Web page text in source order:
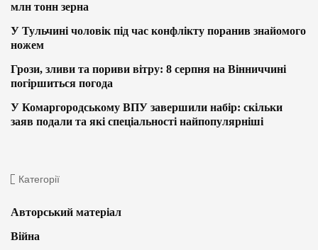
млн тонн зерна
У Тульчині чоловік під час конфлікту поранив знайомого
ножем
Грози, зливи та пориви вітру: 8 серпня на Вінниччині
погіршиться погода
У Комаргородському ВПУ завершили набір: скільки
заяв подали та які спеціальності найпопулярніші
Категорії
Авторський матеріал
Війна